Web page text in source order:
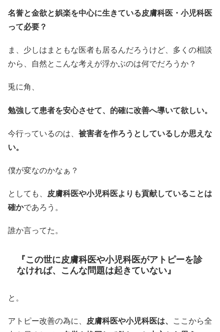
名誉と金欲と娯楽を中心に生きている皮膚科医・小児科医
って必要？
ま、少しはまともな医者も居るんだろうけど、多くの相談
から、自然とこんな考えが浮かぶのは何でだろうか？
兎に角、
勉強して患者を安心させて、的確に改善へ導いて欲しい。
今行っているのは、 被害者を作ろうとしているしか思えな
い。
僕が変なのかなぁ？
としても、 皮膚科医や小児科医よりも貢献していることは
確かであろう。
誰か言ってた。
『この世に皮膚科医や小児科医がアトピーを診
なければ、こんな問題は起きていない』
と。
アトピー改善の為に、 皮膚科医や小児科医は、 ここから全